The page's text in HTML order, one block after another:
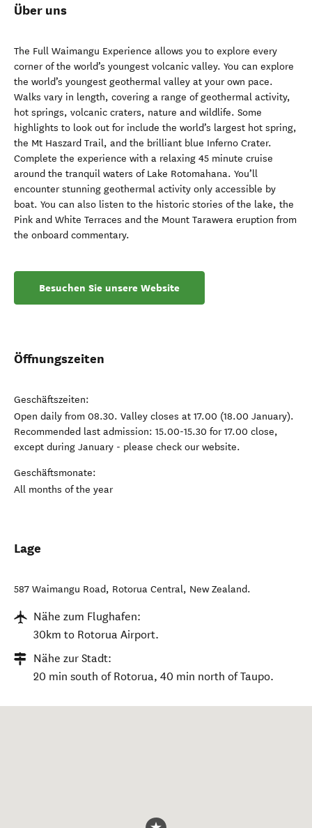
Über uns
The Full Waimangu Experience allows you to explore every
corner of the world’s youngest volcanic valley. You can explore
the world’s youngest geothermal valley at your own pace.
Walks vary in length, covering a range of geothermal activity,
hot springs, volcanic craters, nature and wildlife. Some
highlights to look out for include the world’s largest hot spring,
the Mt Haszard Trail, and the brilliant blue Inferno Crater.
Complete the experience with a relaxing 45 minute cruise
around the tranquil waters of Lake Rotomahana. You’ll
encounter stunning geothermal activity only accessible by
boat. You can also listen to the historic stories of the lake, the
Pink and White Terraces and the Mount Tarawera eruption from
the onboard commentary.
Besuchen Sie unsere Website
Öffnungszeiten
Geschäftszeiten:
Open daily from 08.30. Valley closes at 17.00 (18.00 January).
Recommended last admission: 15.00-15.30 for 17.00 close,
except during January - please check our website.
Geschäftsmonate:
All months of the year
Lage
587 Waimangu Road, Rotorua Central, New Zealand.
Nähe zum Flughafen:
30km to Rotorua Airport.
Nähe zur Stadt:
20 min south of Rotorua, 40 min north of Taupo.